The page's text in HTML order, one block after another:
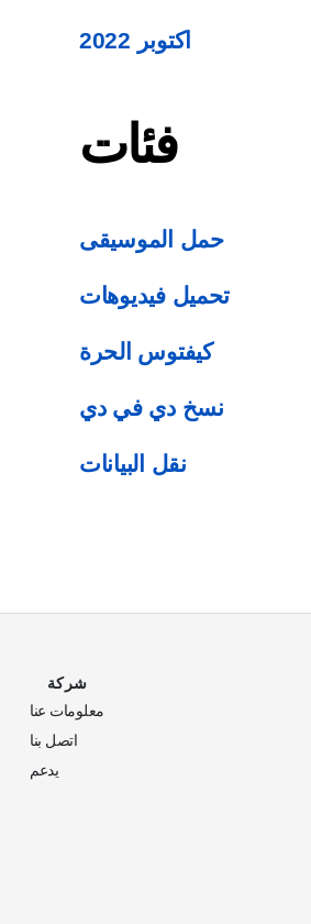
اكتوبر 2022
فئات
حمل الموسيقى
تحميل فيديوهات
كيفتوس الحرة
نسخ دي في دي
نقل البيانات
شركة
معلومات عنا
اتصل بنا
يدعم